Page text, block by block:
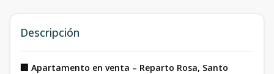
Descripción
🏢 Apartamento en venta – Reparto Rosa, Santo